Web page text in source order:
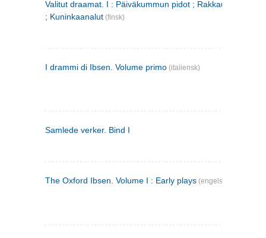
Valitut draamat. I : Päiväkummun pidot ; Rakkauden
; Kuninkaanalut (finsk)
I drammi di Ibsen. Volume primo (italiensk)
Samlede verker. Bind I
The Oxford Ibsen. Volume I : Early plays (engelsk)